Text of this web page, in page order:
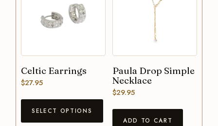
Celtic Earrings
$27.95
SELECT OPTIONS
Paula Drop Simple
Necklace
$29.95
ADD TO CART